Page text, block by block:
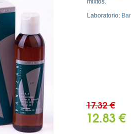
mixtos.
Laboratorio:
17.32 €
12.83 €